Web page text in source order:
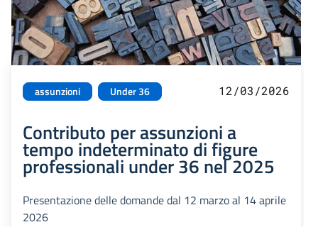
assunzioni Under 36 12/03/2026
Contributo per assunzioni a
tempo indeterminato di figure
professionali under 36 nel 2025
Presentazione delle domande dal 12 marzo al 14 aprile
2026